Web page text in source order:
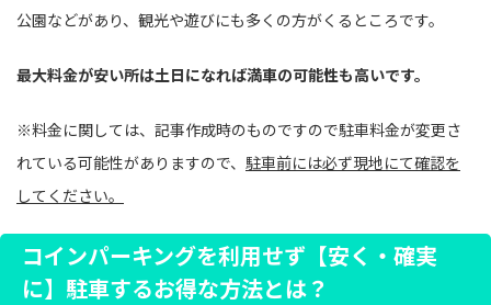
公園などがあり、観光や遊びにも多くの方がくるところです。
最大料金が安い所は土日になれば満車の可能性も高いです。
※料金に関しては、記事作成時のものですので駐車料金が変更さ
れている可能性がありますので、 駐車前には必ず現地にて確認を
してください。
コインパーキングを利用せず【安く・確実
に】駐車するお得な方法とは？